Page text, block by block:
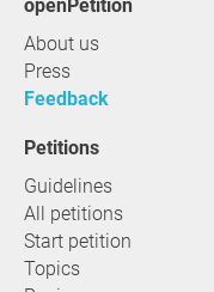
openPetition
About us
Press
Feedback
Petitions
Guidelines
All petitions
Start petition
Topics